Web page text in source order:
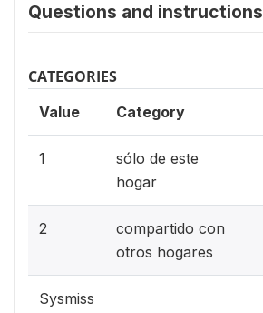
Questions and instructions
CATEGORIES
Value Category
1
sólo de este
hogar
2
compartido con
otros hogares
Sysmiss